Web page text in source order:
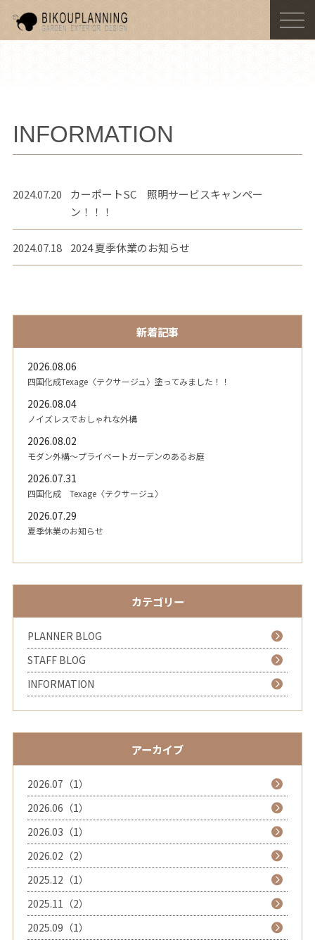
INFORMATION
2024.07.20
カーポートSC 照明サービスキャンペー
ン！！！
2024.07.18 2024 夏季休業のお知らせ
新着記事
2026.08.06
四国化成Texage〈テクサージュ〉塗ってみました！！
2026.08.04
ノイズレスでおしゃれな外構
2026.08.02
モダン外構～プライベートガーデンのあるお庭
2026.07.31
四国化成 Texage〈テクサージュ〉
2026.07.29
夏季休業のお知らせ
カテゴリー
PLANNER BLOG
STAFF BLOG
INFORMATION
アーカイブ
2026.07（1）
2026.06（1）
2026.03（1）
2026.02（2）
2025.12（1）
2025.11（2）
2025.09（1）